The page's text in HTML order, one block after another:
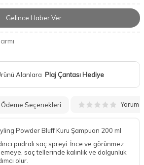
Gelince Haber Ver
Alanlara Plaj Çantası Hediye
Ödeme Seçenekleri Yorum
Powder Bluff Kuru Şampuan 200 ml
pudralı saç spreyi. İnce ve görünmez
saç tellerinde kalınlık ve dolgunluk
olur.